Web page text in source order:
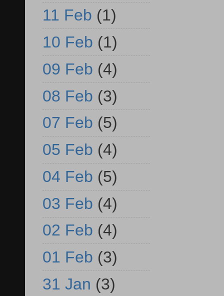
11 Feb (1)
10 Feb (1)
09 Feb (4)
08 Feb (3)
07 Feb (5)
05 Feb (4)
04 Feb (5)
03 Feb (4)
02 Feb (4)
01 Feb (3)
31 Jan (3)